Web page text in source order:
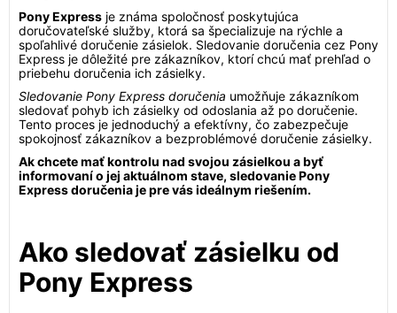
Pony Express je známa spoločnosť poskytujúca
doručovateľské služby, ktorá sa špecializuje na rýchle a
spoľahlivé doručenie zásielok. Sledovanie doručenia cez Pony
Express je dôležité pre zákazníkov, ktorí chcú mať prehľad o
priebehu doručenia ich zásielky.
Sledovanie Pony Express doručenia umožňuje zákazníkom
sledovať pohyb ich zásielky od odoslania až po doručenie.
Tento proces je jednoduchý a efektívny, čo zabezpečuje
spokojnosť zákazníkov a bezproblémové doručenie zásielky.
Ak chcete mať kontrolu nad svojou zásielkou a byť
informovaní o jej aktuálnom stave, sledovanie Pony
Express doručenia je pre vás ideálnym riešením.
Ako sledovať zásielku od
Pony Express